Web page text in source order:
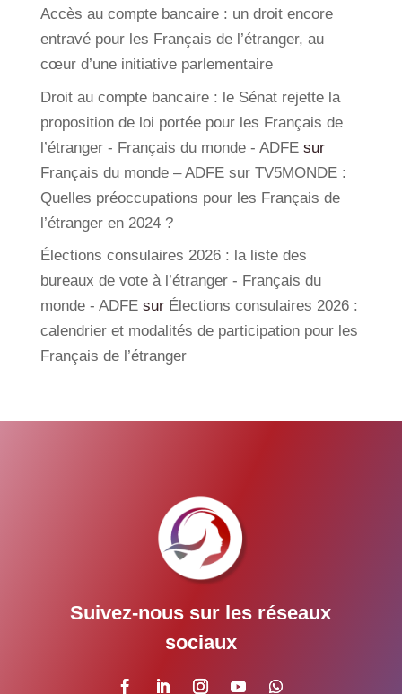
Accès au compte bancaire : un droit encore
entravé pour les Français de l’étranger, au
cœur d’une initiative parlementaire
Droit au compte bancaire : le Sénat rejette la
proposition de loi portée pour les Français de
l’étranger - Français du monde - ADFEsur
Français du monde – ADFE sur TV5MONDE :
Quelles préoccupations pour les Français de
l’étranger en 2024 ?
Élections consulaires 2026 : la liste des
bureaux de vote à l’étranger - Français du
monde - ADFEsur Élections consulaires 2026 :
calendrier et modalités de participation pour les
Français de l’étranger
Suivez-nous sur les réseaux
sociaux